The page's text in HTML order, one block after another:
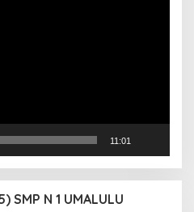
11:01
SMP N 1 UMALULU